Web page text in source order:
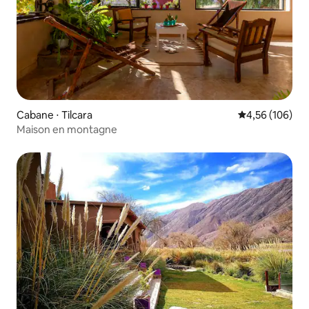
Cabane ⋅ Tilcara Évaluation
4,56 (106)
Maison en montagne